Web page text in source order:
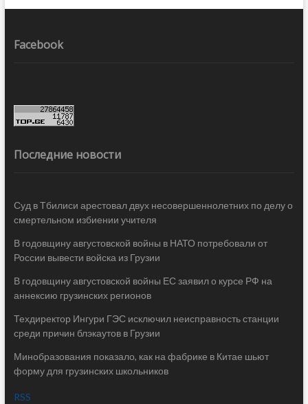
Facebook
Последние новости
Суд в Тбилиси арестовал двух несовершеннолетних по делу о
смертельном избиении учителя
В годовщину августовской войны в НАТО потребовали от
России вывести войска из Грузии
В годовщину августовской войны ЕС заявил о курсе РФ на
аннексию грузинских регионов
Техдиректор Ингури ГЭС исключил неисправность станции
среди причин блэкаутов в Грузии
Минобразования показало, как на фабрике в Китае шьют
форму для грузинских школьников
RSS